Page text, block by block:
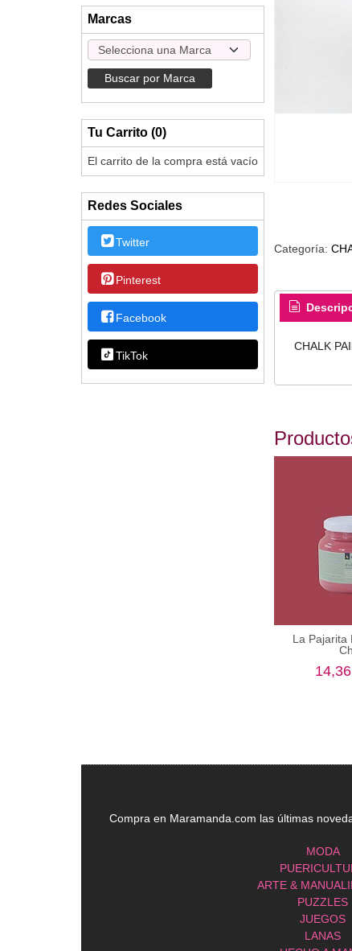
Marcas
Tu Carrito (0)
El carrito de la compra está vacío
Redes Sociales
Twitter
Pinterest
Facebook
TikTok
Categoría:
CHALK
La Pajarita
Compra en Maramanda.com las últimas
MODA
ARTE &
PUZZLES
JUEGOS
LANAS